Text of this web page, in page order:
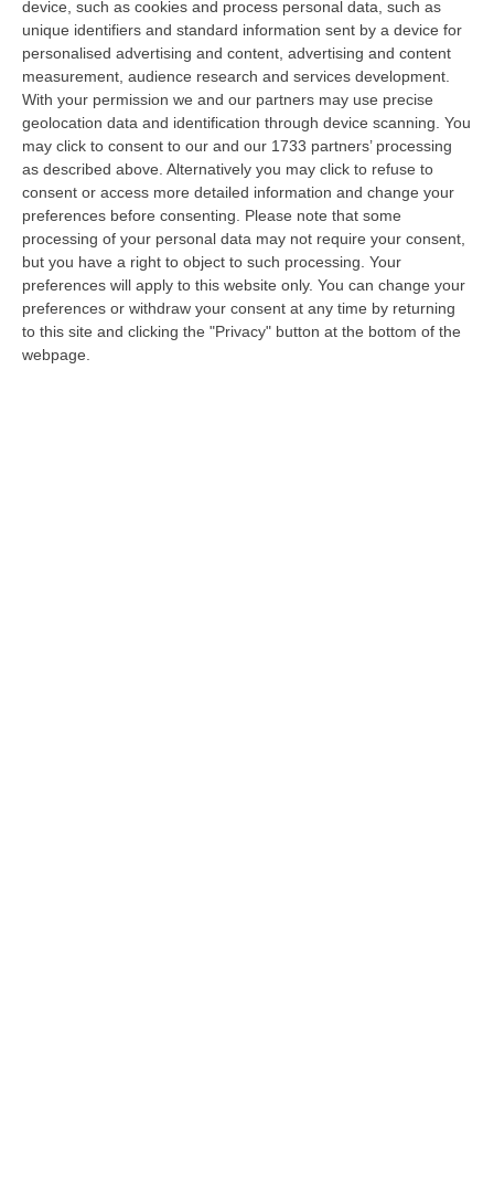
device, such as cookies and process personal data, such as
unique identifiers and standard information sent by a device for
personalised advertising and content, advertising and content
measurement, audience research and services development.
With your permission we and our partners may use precise
geolocation data and identification through device scanning. You
may click to consent to our and our 1733 partners’ processing
as described above. Alternatively you may click to refuse to
consent or access more detailed information and change your
preferences before consenting.
Please note that some
processing of your personal data may not require your consent,
but you have a right to object to such processing. Your
preferences will apply to this website only. You can change your
preferences or withdraw your consent at any time by returning
to this site and clicking the "Privacy" button at the bottom of the
webpage.
L’ex ministro al procedimento in corso a
Reggio in cui è accusato di aver favorito la
latitanza di Matacena nega qualsiasi
addebito: «Vittima di un c…
Pubblicato il: 18/06/19 – 7:35